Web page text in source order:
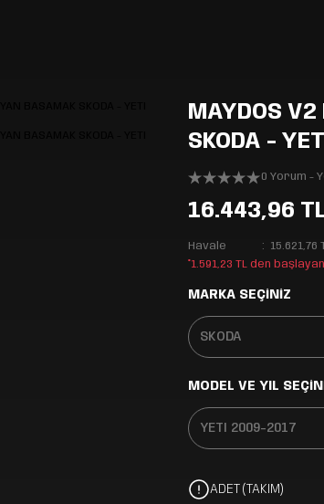
MAYDOS V2
SKODA -
0 Yorum -
16.443,96
Havale
15.621,76
*1.591,23 TL den
MARKA SEÇİNİZ
MODEL VE YIL
ADET (TAKIM)